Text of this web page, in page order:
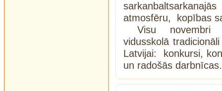
atmosfēru, kopības
Visu novembri
vidusskolā
Latvijai: konkursi,
un radošās